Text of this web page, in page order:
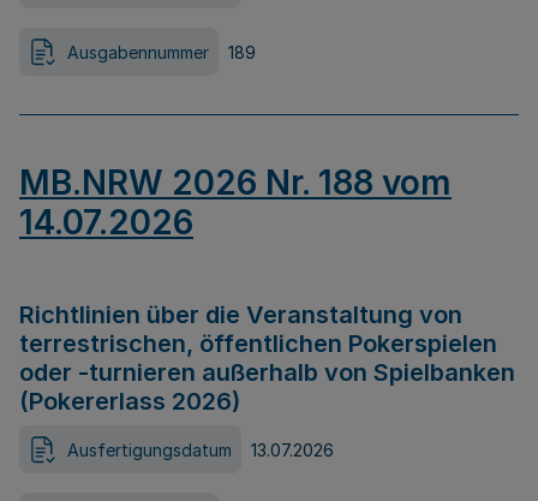
Ausgabennummer 189
MB.NRW 2026 Nr. 188 vom
14.07.2026
Richtlinien über die Veranstaltung von
terrestrischen, öffentlichen Pokerspielen
oder -turnieren außerhalb von Spielbanken
(Pokererlass 2026)
Ausfertigungsdatum 13.07.2026